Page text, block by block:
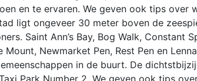
en te ervaren. We geven ook tips over
ligt ongeveer 30 meter boven de
Saint Ann’s Bay, Bog Walk, Constant
Mount, Newmarket Pen, Rest Pen en
in de buurt. De
Park Number 2. We geven ook tips